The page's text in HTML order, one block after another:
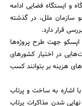
و ایستگاه فضایی ادامه
سازمان ملل، در گذشته
قرار دارد.
اپسکو جهت طرح پروژه‌ها
در اختیار کشورهای
هزینه بر بتوانند کسب
اشاره به ساخت و پرتاب
شدن مذاکرات پرتاب